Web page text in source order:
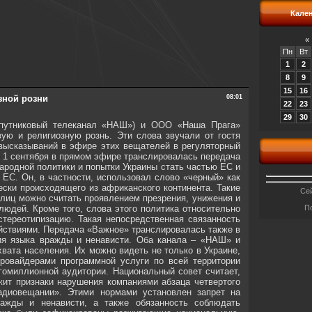
08:01
розни
телеканал «НАШ») и ООО «Наша Прага»
и религиозную рознь. Эти слова звучали от гостя
в эфире этих вещателей в регуляторный
сентября в прямом эфире транслировалась передача
политики и попытки Украины стать частью ЕС и
Он, в частности, использовал слово «черный» как
происходящего из африканского континента. Такие
можно считать проявлением презрения, унижения и
Кроме того, слова этого политика относительно
Такая непосредственная связанность
Передача «Важное» транслировалась также в
языка вражды и ненависти. Оба канала – «НАШ» и
населения. Их можно видеть не только в Украине,
программной услуги по всей территории
аудитории. Национальный совет считает,
признаки нарушения компаниями абзаца четвертого
Этими нормами установлен запрет на
и ненависти, а также обязанность соблюдать
«
Пн
Вт
1
2
8
9
15
16
22
23
29
30